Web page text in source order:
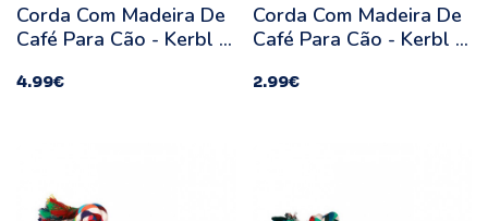
Corda Com Madeira De
Café Para Cão - Kerbl -
4.99€
Corda Com Madeira De
Café Para Cão - Kerbl -
2.99€